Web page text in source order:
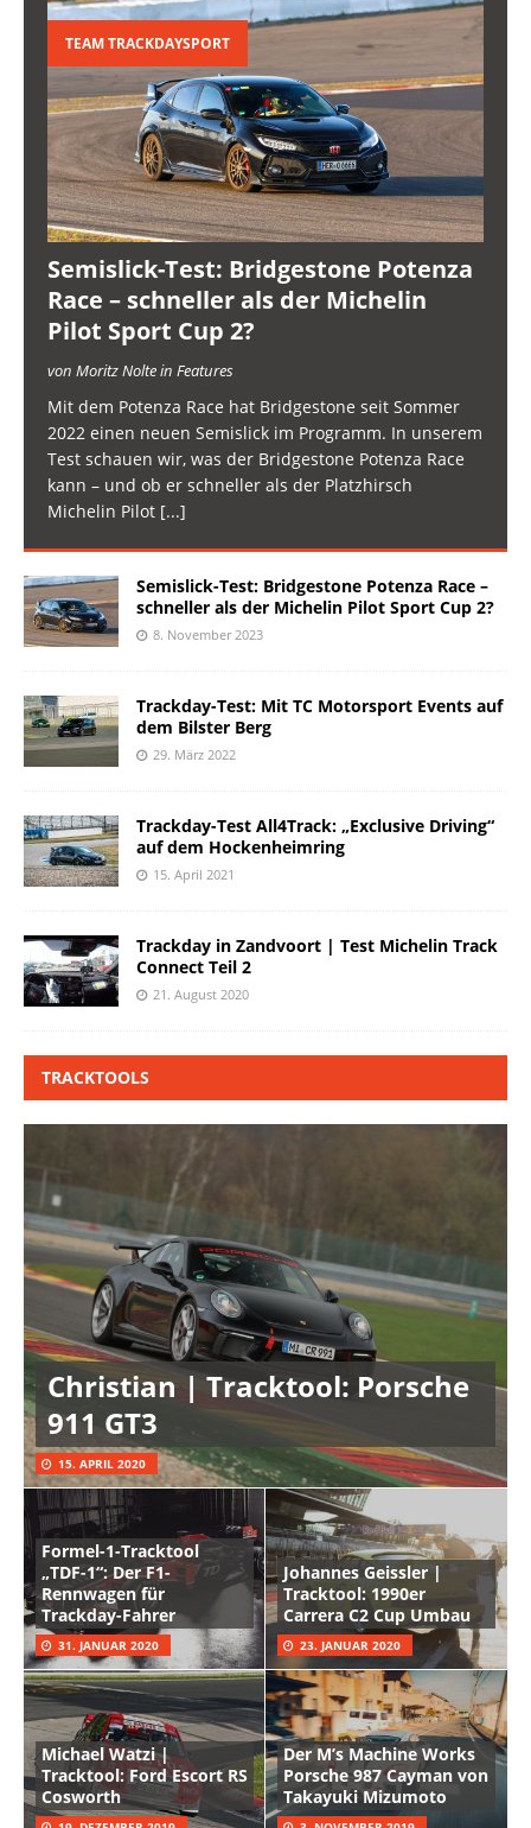
TEAM TRACKDAYSPORT
Semislick-Test: Bridgestone Potenza
Race – schneller als der Michelin
Pilot Sport Cup 2?
von Moritz Nolte in Features
Mit dem Potenza Race hat Bridgestone seit Sommer
2022 einen neuen Semislick im Programm. In unserem
Test schauen wir, was der Bridgestone Potenza Race
kann – und ob er schneller als der Platzhirsch
Michelin Pilot [...]
Semislick-Test: Bridgestone Potenza Race –
schneller als der Michelin Pilot Sport Cup 2?
8. November 2023
Trackday-Test: Mit TC Motorsport Events auf
dem Bilster Berg
29. März 2022
Trackday-Test All4Track: „Exclusive Driving“
auf dem Hockenheimring
15. April 2021
Trackday in Zandvoort | Test Michelin Track
Connect Teil 2
21. August 2020
TRACKTOOLS
Christian | Tracktool: Porsche
911 GT3
15. APRIL 2020
Formel-1-Tracktool
„TDF-1“: Der F1-
Rennwagen für
Trackday-Fahrer
31. JANUAR 2020
Johannes Geissler |
Tracktool: 1990er
Carrera C2 Cup Umbau
23. JANUAR 2020
Michael Watzi |
Tracktool: Ford Escort RS
Cosworth
Der M’s Machine Works
Porsche 987 Cayman von
Takayuki Mizumoto